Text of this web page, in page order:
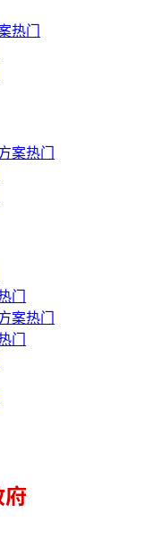
热门
案热门
门
案热门
门